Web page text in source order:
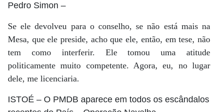
Pedro Simon –
Se ele devolveu para o conselho, se não está mais na
Mesa, que ele preside, acho que ele, então, em tese, não
tem como interferir. Ele tomou uma atitude
politicamente muito competente. Agora, eu, no lugar
dele, me licenciaria.
ISTOÉ – O PMDB aparece em todos os escândalos